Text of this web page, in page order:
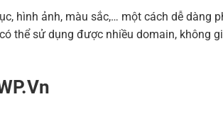
hình ảnh, màu sắc,… một cách dễ dàng
thể sử dụng được nhiều domain, không